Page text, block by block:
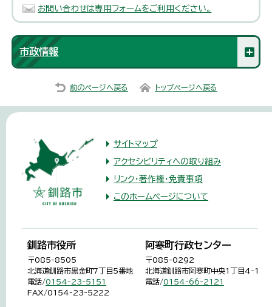
お問い合わせは専用フォームをご利用ください。
市政情報
前のページへ戻る トップページへ戻る
サイトマップ
アクセシビリティへの取り組み
リンク・著作権・免責事項
このホームページについて
釧路市役所
〒085-8505
北海道釧路市黒金町7丁目5番地
電話/0154-23-5151
FAX/0154-23-5222
阿寒町行政センター
〒085-0292
北海道釧路市阿寒町中央1丁目4-1
電話/0154-66-2121